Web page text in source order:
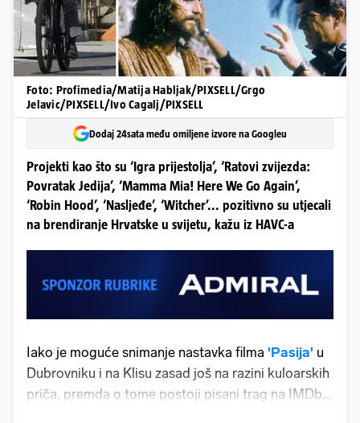
Foto: Profimedia/Matija Habljak/PIXSELL/Grgo
Jelavic/PIXSELL/Ivo Cagalj/PIXSELL
Dodaj 24sata među omiljene izvore na Googleu
Projekti kao što su ‘Igra prijestolja’, ‘Ratovi zvijezda:
Povratak Jedija’, ‘Mamma Mia! Here We Go Again’,
‘Robin Hood’, ‘Nasljeđe’, ‘Witcher’... pozitivno su utjecali
na brendiranje Hrvatske u svijetu, kažu iz HAVC-a
Iako je moguće snimanje nastavka filma 'Pasija' u
Dubrovniku i na Klisu zasad još na razini kuloarskih
priča, premda o tome postoji pisani trag na IMDb-